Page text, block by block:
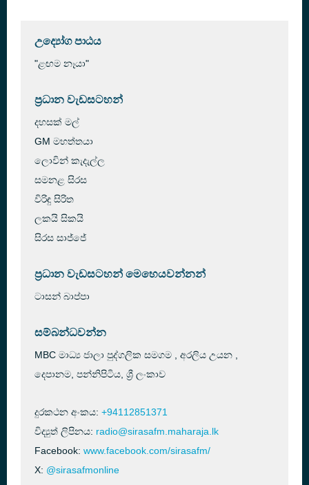
උද්‍යෝග පාඨය
"ළඟම නෑයා"
ප්‍රධාන වැඩසටහන්
දහසක් මල්
GM මහත්තයා
ලොවින් කැදැල්ල
සමනළ සිරස
විරිඳු සිරිත
ලකයි සිකයි
සිරස සාජ්ජේ
ප්‍රධාන වැඩසටහන් මෙහෙයවන්නන්
ටාසන් බාප්පා
සම්බන්ධවන්න
MBC මාධ්‍ය ජාලා පුද්ගලික සමගම , අරලිය උයන ,
දෙපානම, පන්නිපිටිය, ශ්‍රී ලංකාව
දුරකථන අංකය: +94112851371
විද්‍යුත් ලිපිනය: radio@sirasafm.maharaja.lk
Facebook: www.facebook.com/sirasafm/
X: @sirasafmonline